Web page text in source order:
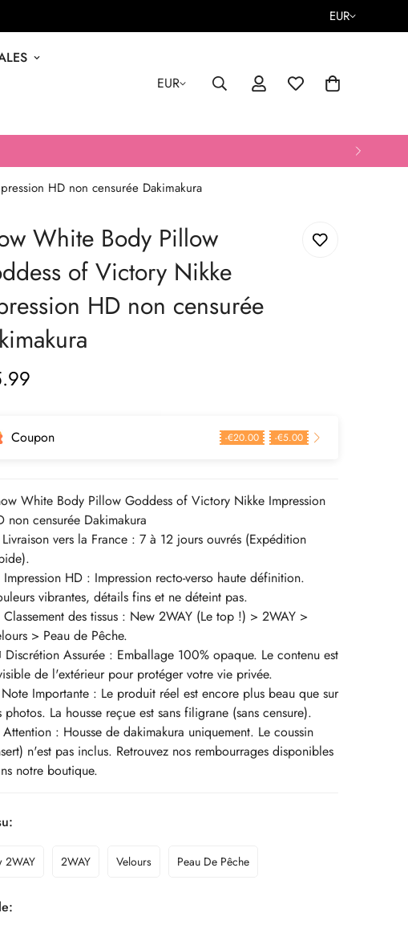
EUR
EUR
HD non censurée Dakimakura
White Body Pillow
of Victory Nikke
HD non censurée
Coupon -€20.00 -€5.00
White Body Pillow Goddess of Victory Nikke Impression
non censurée Dakimakura
vers la France : 7 à 12 jours ouvrés (Expédition
HD : Impression recto-verso haute définition.
vibrantes, détails fins et ne déteint pas.
Classement des tissus : New 2WAY (Le top !) > 2WAY >
> Peau de Pêche.
Discrétion Assurée : Emballage 100% opaque. Le contenu est
de l'extérieur pour protéger votre vie privée.
Importante : Le produit réel est encore plus beau que sur
photos. La housse reçue est sans filigrane (sans censure).
: Housse de dakimakura uniquement. Le coussin
n'est pas inclus. Retrouvez nos rembourrages disponibles
notre boutique.
2WAY 2WAY Velours Peau De Pêche